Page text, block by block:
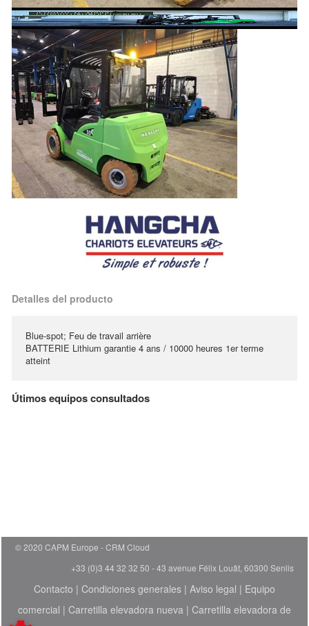
Detalles del producto
Blue-spot; Feu de travail arrière
BATTERIE Lithium garantie 4 ans / 10000 heures 1er terme
atteint
Útimos equipos consultados
© 2020 CAPM Europe
CRM Cloud
+33 (0)3 44 32 32 50 - 43 avenue Félix Louât, 60300 Senlis
Contacto | Condiciones generales | Aviso legal | Equipo
comercial | Carretilla elevadora nueva | Carretilla elevadora de